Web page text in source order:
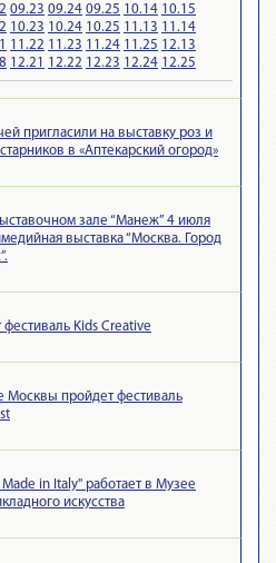
09.23 09.24 09.25 10.14 10.15
10.23 10.24 10.25 11.13 11.14
11.22 11.23 11.24 11.25 12.13
12.21 12.22 12.23 12.24 12.25
пригласили на выставку роз и
в «Аптекарский огород»
зале “Манеж” 4 июля
выставка “Москва. Город
Kids Creative
Москвы пройдет фестиваль
in Italy" работает в Музее
искусства